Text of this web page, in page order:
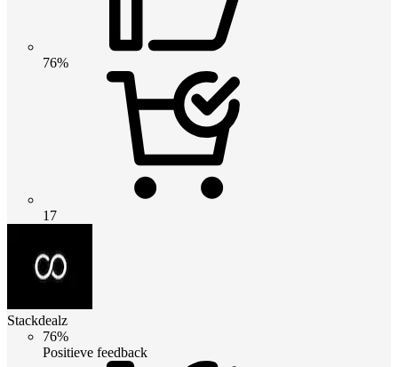
76%
17
Stackdealz
76%
Positieve feedback